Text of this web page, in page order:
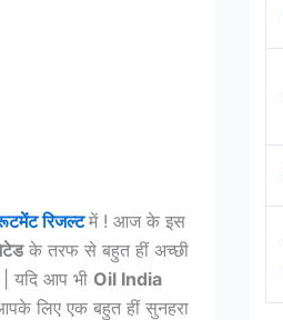
रिजल्टमें ! आज के इस
के तरफ से बहुत हीं अच्छी
यदि आप भी Oil India
लिए एक बहुत हीं सुनहरा